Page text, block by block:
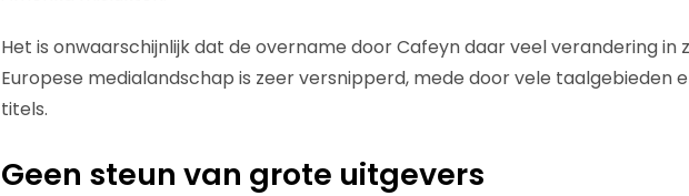
Het is onwaarschijnlijk dat de overname door Cafeyn daar veel verandering in
Europese medialandschap is zeer versnipperd, mede door vele taalgebieden
titels.
Geen steun van grote uitgevers